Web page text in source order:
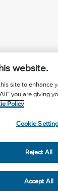
Terms of
Cookie
Broadcasting
website.
site to enhance
you are giving
Policy
Cookie
Reject All
Accept All